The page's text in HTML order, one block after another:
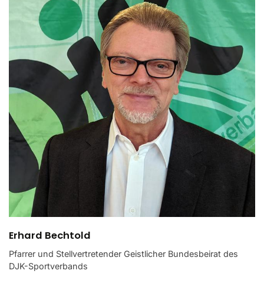
Erhard Bechtold
Pfarrer und Stellvertretender Geistlicher Bundesbeirat des
DJK-Sportverbands